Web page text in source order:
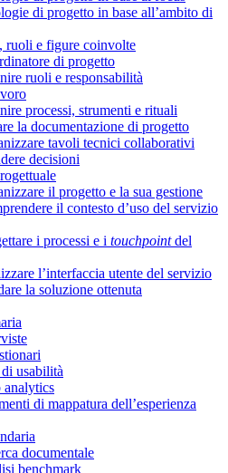
di progetto in base all’ambito di
ruoli e figure coinvolte
di progetto
ruoli e responsabilità
processi, strumenti e rituali
la documentazione di progetto
tavoli tecnici collaborativi
decisioni
il progetto e la sua gestione
il contesto d’uso del servizio
i processi e i touchpointdel
l’interfaccia utente del servizio
la soluzione ottenuta
usabilità
analytics
di mappatura dell’esperienza
documentale
benchmark